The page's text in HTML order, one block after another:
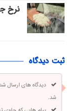
نرخ
ثبت دیدگاه
دیدگاه های ارسال
شد.